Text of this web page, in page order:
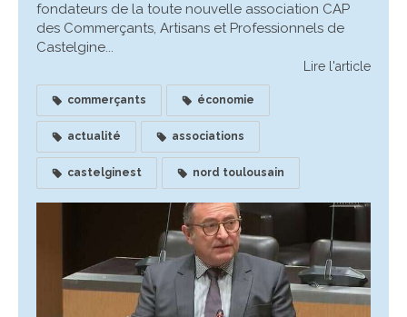
fondateurs de la toute nouvelle association CAP
des Commerçants, Artisans et Professionnels de
Castelgine...
Lire l'article
commerçants économie
actualité associations
castelginest nord toulousain